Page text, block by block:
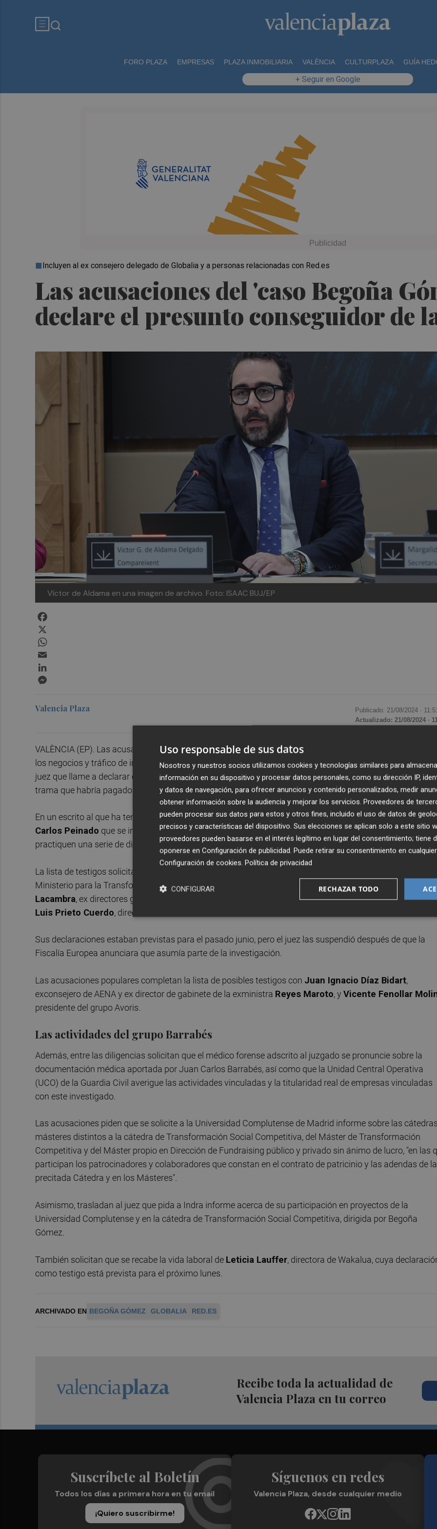
FORO PLAZA EMPRESAS PLAZA INMOBILIARIA VALÈNCIA CULTURPLAZA GUÍA
+ Seguir en Google
Las acusaciones del 'caso Begoña
declare el presunto conseguidor de
Incluyen al ex consejero delegado de Globalia y a personas relacionadas con Red.es
Víctor de Aldama en una imagen de archivo. Foto: ISAAC BUJ/EP
Valencia Plaza Publicado: 21/08/2024 ·
Actualizado: 21/08/2024 ·
VALÈNCIA (EP). Las acusaciones personadas en la causa en la que se investiga por presunta corrupción en
los negocios y tráfico de influencias aBegoña Gómez, esposa del presidente del Gobierno, han
juez que llame a declarar como testigo aVíctor de Aldama, el supuesto conseguidor del 'caso Koldo', la
trama que habría pagado comisiones irregulares por contratos de mascarillas en la pandemia.
En un escrito al que ha tenido acceso Europa Press, las acusaciones que lidera Vox piden al juezJuan
Carlos Peinado que se interrogue también al ex consejero delegado de Globalia Javier Hidalgoy se
practiquen una serie de diligencias que consideran "útiles, pertinentes y necesarias".
La lista de testigos solicitados incluye a personas relacionadas con Red.es, entidad pública adscrita al
Ministerio para la Transformación Digital. Piden que comparezcan
David Ciercoy Alberto Martínez
Lacambra, ex directores generales; Hernández, director de la asesoría
Luis Prieto Cuerdo, director de Economía.
Sus declaraciones estaban previstas para el pasado junio, pero el juez las suspendió después de que la
Fiscalía Europea anunciara que asumía parte de la investigación.
Las acusaciones populares completan la lista de posibles testigos con Juan Ignacio Díaz Bidart,
exconsejero de AENA y ex director de gabinete de la exministra Reyes Maroto, y Vicente Fenollar
presidente del grupo Avoris.
Las actividades del grupo Barrabés
Además, entre las diligencias solicitan que el médico forense adscrito al juzgado se pronuncie sobre la
documentación médica aportada por Juan Carlos Barrabés, así como que la Unidad Central Operativa
(UCO) de la Guardia Civil averigue las actividades vinculadas y la titularidad real de empresas vinculadas
con este investigado.
Las acusaciones piden que se solicite a la Universidad Complutense de Madrid informe sobre las
másteres distintos a la cátedra de Transformación Social Competitiva, del Máster de Transformación
Competitiva y del Máster propio en Dirección de Fundraising público y privado sin ánimo de lucro, "en las
participan los patrocinadores y colaboradores que constan en el contrato de patricinio y las adendas de la
precitada Cátedra y en los Másteres".
Asimismo, trasladan al juez que pida a Indra informe acerca de su participación en proyectos de la
Universidad Complutense y en la cátedra de Transformación Social Competitiva, dirigida por Begoña
Gómez.
También solicitan que se recabe la vida laboral de Leticia Lauffer, directora de Wakalua, cuya
como testigo está prevista para el próximo lunes.
ARCHIVADO EN BEGOÑA GÓMEZ GLOBALIA RED.ES
Recibe toda la actualidad de
Valencia Plaza en tu correo
Suscríbete al Boletín
Todos los días a primera hora en tu email
¡Quiero suscribirme!
Síguenos en redes
Valencia Plaza, desde cualquier medio
Uso responsable de sus datos
Nosotros y nuestros socios utilizamos cookies y tecnologías similares para
información en su dispositivo y procesar datos personales, como su dirección IP,
y datos de navegación, para ofrecer anuncios y contenido personalizados, medir
obtener información sobre la audiencia y mejorar los servicios. Proveedores de
pueden procesar sus datos para estos y otros fines, incluido el uso de datos de
precisos y características del dispositivo. Sus elecciones se aplican solo a este sitio
proveedores pueden basarse en el interés legítimo en lugar del consentimiento; tiene
oponerse en Configuración de publicidad. Puede retirar su consentimiento en
Configuración de cookies. Política de privacidad
RECHAZAR TODO
CONFIGURAR